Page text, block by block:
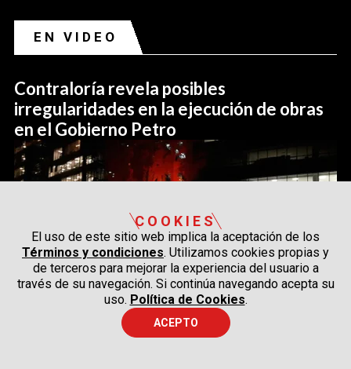
EN VIDEO
Contraloría revela posibles
irregularidades en la ejecución de obras
en el Gobierno Petro
COOKIES
El uso de este sitio web implica la aceptación de los
Términos y condiciones. Utilizamos cookies propias y
de terceros para mejorar la experiencia del usuario a
través de su navegación. Si continúa navegando acepta su
uso. Política de Cookies.
ACEPTO